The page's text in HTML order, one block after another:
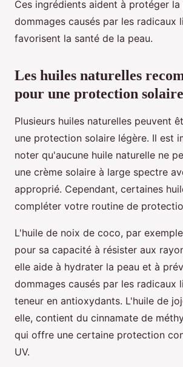
Ces ingrédients aident à protéger
dommages causés par les radicaux
favorisent la santé de la peau.
Les huiles naturelles
pour une protection
Plusieurs huiles naturelles peuvent
une protection solaire légère. Il est
noter qu'aucune huile naturelle ne
une crème solaire à large spectre
approprié. Cependant, certaines
compléter votre routine de
L'huile de noix de coco, par
pour sa capacité à résister aux
elle aide à hydrater la peau et à
dommages causés par les radicaux
teneur en antioxydants. L'huile de
elle, contient du cinnamate de
qui offre une certaine protection
UV.